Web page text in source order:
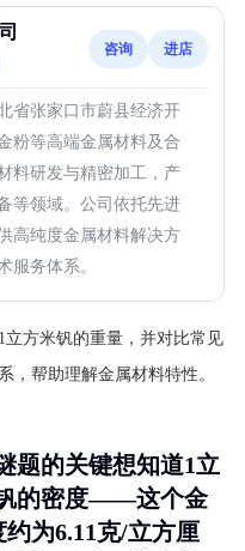
咨询 进店
省张家口市蔚县经济开
粉等高端金属材料及合
料研发与精密加工，产
等领域。公司依托先进
高纯度金属材料解决方
服务体系。
方米钒的重量，并对比常见
，帮助理解金属材料特性。
题的关键想知道1立
的密度——这个金
为6.11克/立方厘